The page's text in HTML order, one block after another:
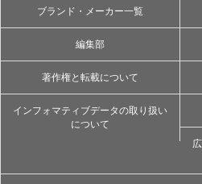
ブランド・メーカー一覧
編集部
著作権と転載について
インフォマティブデータの取り扱い
について